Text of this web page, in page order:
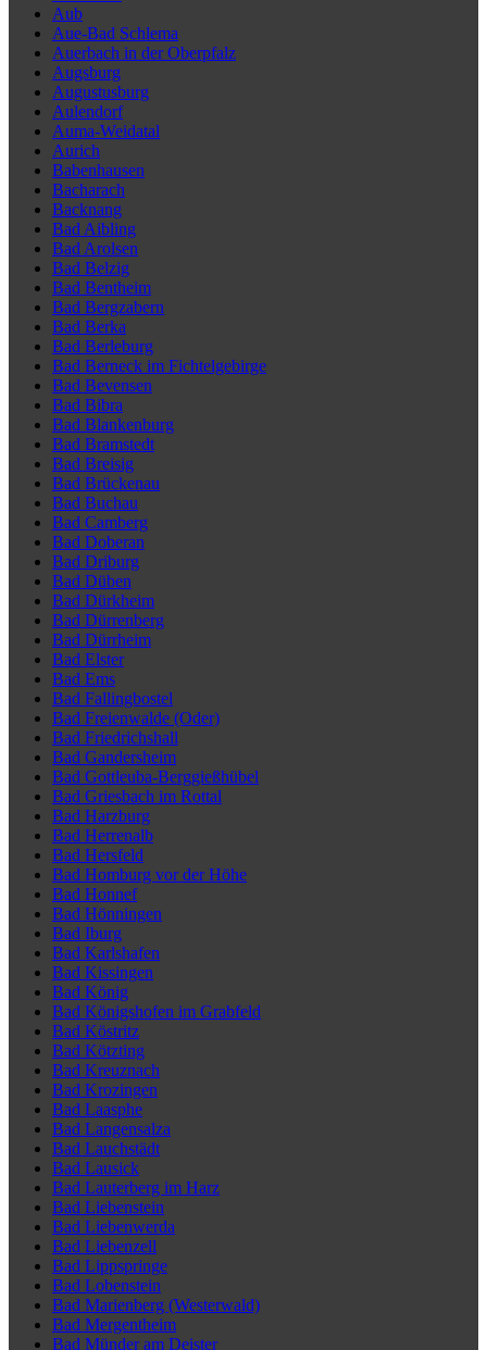
Aub
Aue-Bad Schlema
Auerbach in der Oberpfalz
Augsburg
Augustusburg
Aulendorf
Auma-Weidatal
Aurich
Babenhausen
Bacharach
Backnang
Bad Aibling
Bad Arolsen
Bad Belzig
Bad Bentheim
Bad Bergzabern
Bad Berka
Bad Berleburg
Bad Berneck im Fichtelgebirge
Bad Bevensen
Bad Bibra
Bad Blankenburg
Bad Bramstedt
Bad Breisig
Bad Brückenau
Bad Buchau
Bad Camberg
Bad Doberan
Bad Driburg
Bad Düben
Bad Dürkheim
Bad Dürrenberg
Bad Dürrheim
Bad Elster
Bad Ems
Bad Fallingbostel
Bad Freienwalde (Oder)
Bad Friedrichshall
Bad Gandersheim
Bad Gottleuba-Berggießhübel
Bad Griesbach im Rottal
Bad Harzburg
Bad Herrenalb
Bad Hersfeld
Bad Homburg vor der Höhe
Bad Honnef
Bad Hönningen
Bad Iburg
Bad Karlshafen
Bad Kissingen
Bad König
Bad Königshofen im Grabfeld
Bad Köstritz
Bad Kötzting
Bad Kreuznach
Bad Krozingen
Bad Laasphe
Bad Langensalza
Bad Lauchstädt
Bad Lausick
Bad Lauterberg im Harz
Bad Liebenstein
Bad Liebenwerda
Bad Liebenzell
Bad Lippspringe
Bad Lobenstein
Bad Marienberg (Westerwald)
Bad Mergentheim
Bad Münder am Deister